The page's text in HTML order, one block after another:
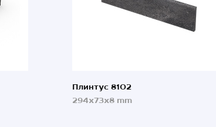
Плинтус 8102
294x73x8 mm